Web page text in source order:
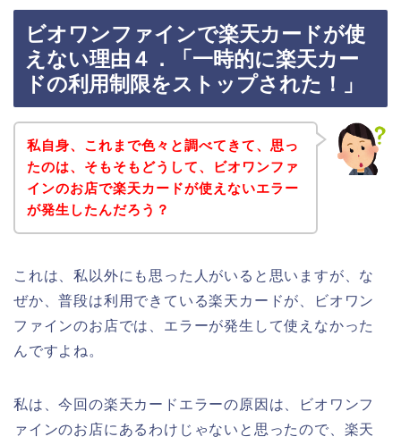
ビオワンファインで楽天カードが使
えない理由４．「一時的に楽天カー
ドの利用制限をストップされた！」
私自身、これまで色々と調べてきて、思っ
たのは、そもそもどうして、ビオワンファ
インのお店で楽天カードが使えないエラー
が発生したんだろう？
これは、私以外にも思った人がいると思いますが、な
ぜか、普段は利用できている楽天カードが、ビオワン
ファインのお店では、エラーが発生して使えなかった
んですよね。
私は、今回の楽天カードエラーの原因は、ビオワンフ
ァインのお店にあるわけじゃないと思ったので、楽天